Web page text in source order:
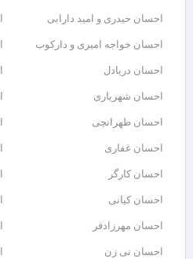
احسان حیدری و امید دارابی
احسان خواجه امیری و دارکوب
احسان دریادل
احسان شهریاری
احسان طهرانچی
احسان غفاری
احسان کارگر
احسان کیانی
احسان مهرزادفر
احسان نی زن